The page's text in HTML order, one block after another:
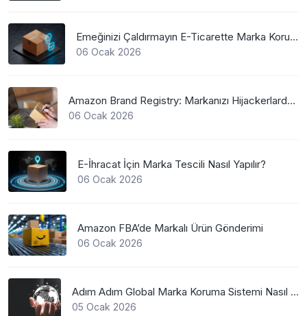
Emeğinizi Çaldırmayın E-Ticarette Marka Koruma
06 Ocak 2026
Amazon Brand Registry: Markanızı Hijackerlardan Koruyun
06 Ocak 2026
E-İhracat İçin Marka Tescili Nasıl Yapılır?
06 Ocak 2026
Amazon FBA’de Markalı Ürün Gönderimi
06 Ocak 2026
Adım Adım Global Marka Koruma Sistemi Nasıl Çalışır?
05 Ocak 2026